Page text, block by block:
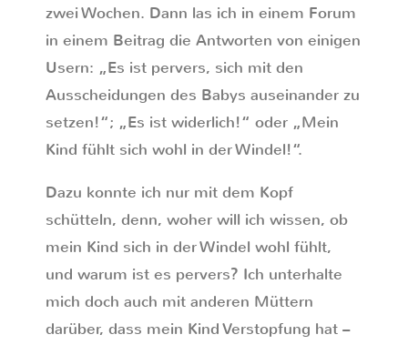
zwei Wochen. Dann las ich in einem Forum
in einem Beitrag die Antworten von einigen
Usern: „Es ist pervers, sich mit den
Ausscheidungen des Babys auseinander zu
setzen!“; „Es ist widerlich!“ oder „Mein
Kind fühlt sich wohl in der Windel!“.
Dazu konnte ich nur mit dem Kopf
schütteln, denn, woher will ich wissen, ob
mein Kind sich in der Windel wohl fühlt,
und warum ist es pervers? Ich unterhalte
mich doch auch mit anderen Müttern
darüber, dass mein Kind Verstopfung hat –